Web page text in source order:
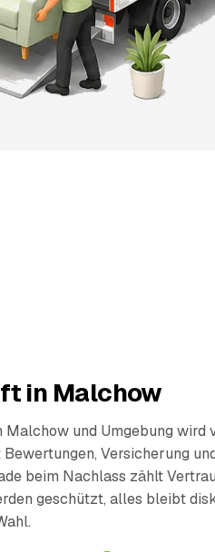
in Malchow
und Umgebung wird
Versicherung
beim Nachlass zählt
geschützt, alles bleibt